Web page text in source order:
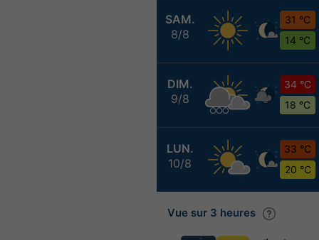
SAM.
8/8
31 °C
14 °C
DIM.
9/8
34 °C
18 °C
LUN.
10/8
33 °C
20 °C
Vue sur 3 heures